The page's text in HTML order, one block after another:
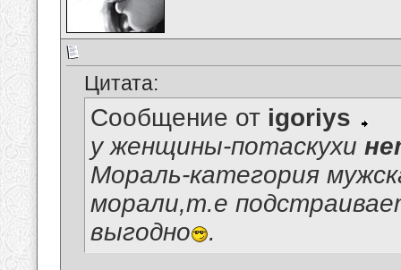
Цитата:
Сообщение от igoriys
у женщины-потаскухи
Мораль-категория
морали,т.е
выгодно
.